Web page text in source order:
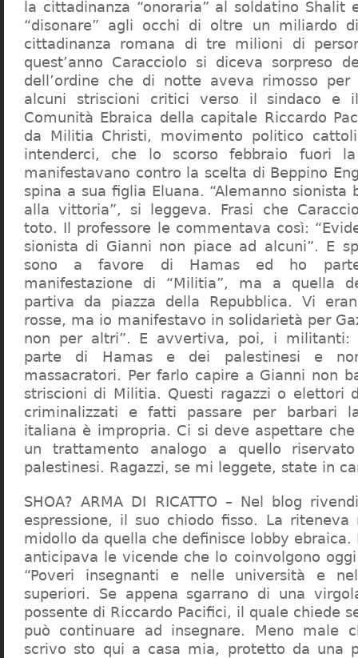
la cittadinanza “onoraria” al soldatino Shalit
“disonare” agli occhi di oltre un miliardo
cittadinanza romana di tre milioni di
quest’anno Caracciolo si diceva sorpreso
dell’ordine che di notte aveva rimosso
alcuni striscioni critici verso il sindaco e
Comunità Ebraica della capitale Riccardo
da Militia Christi, movimento politico
intenderci, che lo scorso febbraio fuori
manifestavano contro la scelta di Beppino
spina a sua figlia Eluana. “Alemanno sionista
alla vittoria”, si leggeva. Frasi che
toto. Il professore le commentava così:
sionista di Gianni non piace ad alcuni”. E
sono a favore di Hamas ed ho
manifestazione di “Militia”, ma a quella
partiva da piazza della Repubblica. Vi
rosse, ma io manifestavo in solidarietà per
non per altri”. E avvertiva, poi, i militanti:
parte di Hamas e dei palestinesi e
massacratori. Per farlo capire a Gianni non
striscioni di Militia. Questi ragazzi o elettori
criminalizzati e fatti passare per barbari
italiana è impropria. Ci si deve aspettare
un trattamento analogo a quello
palestinesi. Ragazzi, se mi leggete, state in
SHOA? ARMA DI RICATTO – Nel blog
espressione, il suo chiodo fisso. La
midollo da quella che definisce lobby ebraica.
anticipava le vicende che lo coinvolgono
“Poveri insegnanti e nelle università e
superiori. Se appena sgarrano di una
possente di Riccardo Pacifici, il quale chiede
può continuare ad insegnare. Meno male
scrivo sto qui a casa mia, protetto da una